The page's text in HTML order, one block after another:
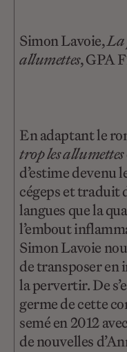
Simon Lavoie,La
allumettes, GPA
En adaptant le
trop les allumettes
d’estime devenu
cégeps et traduit
langues que la
l’embout
Simon Lavoie
de transposer en
la pervertir. De
germe de cette
semé en 2012
de nouvelles